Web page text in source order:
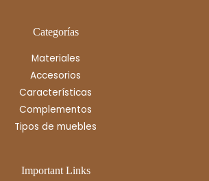
Categorías
Materiales
Accesorios
Características
Complementos
Tipos de muebles
Important Links